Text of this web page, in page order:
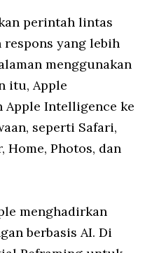
perintah lintas
yang lebih
menggunakan
itu, Apple
Apple Intelligence ke
seperti Safari,
Home, Photos, dan
menghadirkan
berbasis AI. Di